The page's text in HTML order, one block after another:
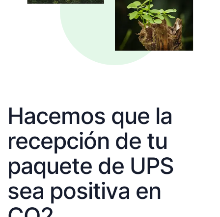
Hacemos que la
recepción de tu
paquete de UPS
sea positiva en